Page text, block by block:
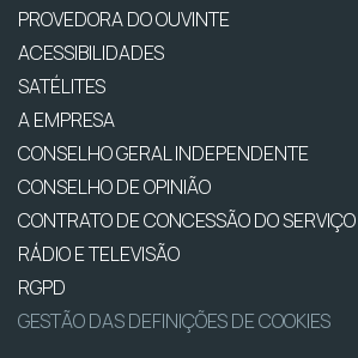
PROVEDORA DO OUVINTE
ACESSIBILIDADES
SATÉLITES
A EMPRESA
CONSELHO GERAL INDEPENDENTE
CONSELHO DE OPINIÃO
CONTRATO DE CONCESSÃO DO
RÁDIO E TELEVISÃO
RGPD
GESTÃO DAS DEFINIÇÕES DE COOKIES